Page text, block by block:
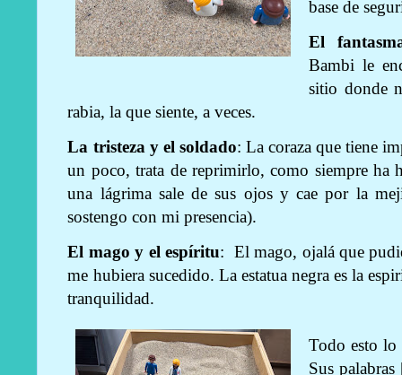
base de
El
Bambi le
sitio donde
rabia, la que siente, a veces.
La tristeza y el soldado: La coraza que tiene
un poco, trata de reprimirlo, como siempre ha
una lágrima sale de sus ojos y cae por la
sostengo con mi presencia).
El mago y el espíritu: El mago, ojalá que
me hubiera sucedido. La estatua negra es la
tranquilidad.
Todo esto lo
Sus